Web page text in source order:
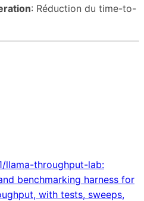
: Réduction du time-to-
llama-throughput-lab:
benchmarking harness for
with tests, sweeps,